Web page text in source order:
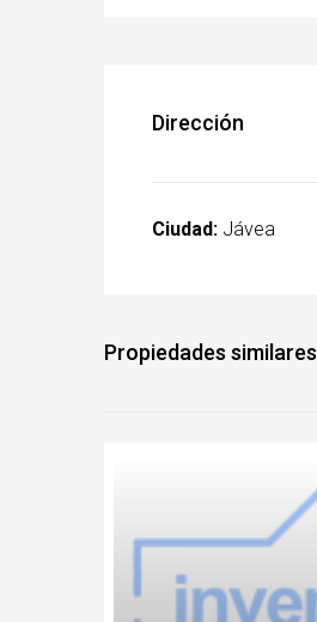
Dirección
Ciudad: Jávea
Propiedades similares